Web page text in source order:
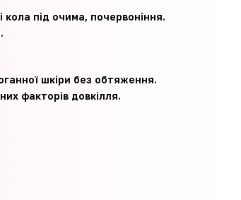
під очима, почервоніння.
шкіри без обтяження.⁣⁣
факторів довкілля.⁣⁣